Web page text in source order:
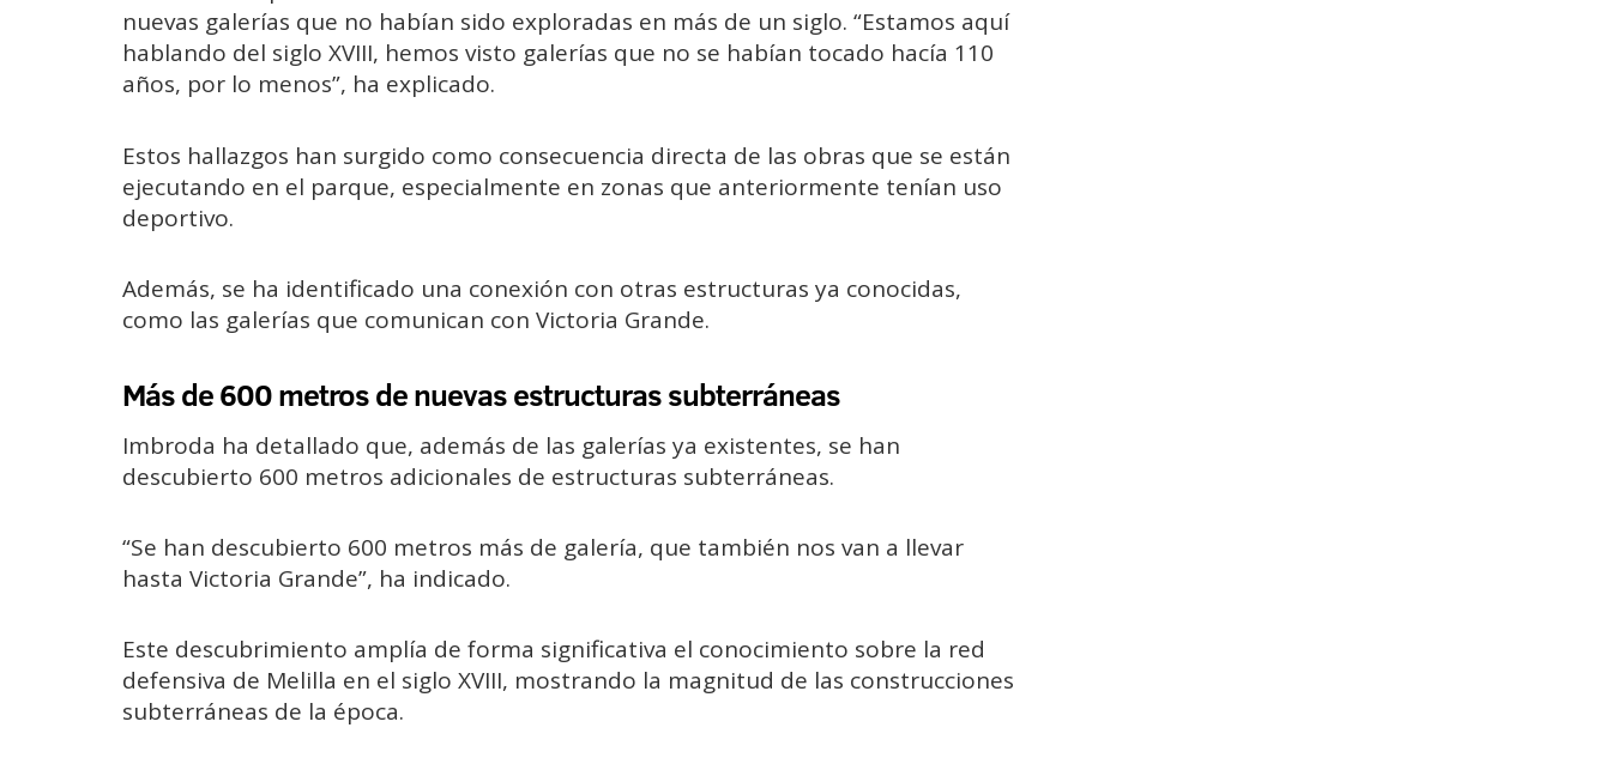
nuevas galerías que no habían sido exploradas en más de un siglo. “Estamos aquí
hablando del siglo XVIII, hemos visto galerías que no se habían tocado hacía 110
años, por lo menos”, ha explicado.
Estos hallazgos han surgido como consecuencia directa de las obras que se están
ejecutando en el parque, especialmente en zonas que anteriormente tenían uso
deportivo.
Además, se ha identificado una conexión con otras estructuras ya conocidas,
como las galerías que comunican con Victoria Grande.
Más de 600 metros de nuevas estructuras subterráneas
Imbroda ha detallado que, además de las galerías ya existentes, se han
descubierto 600 metros adicionales de estructuras subterráneas.
“Se han descubierto 600 metros más de galería, que también nos van a llevar
hasta Victoria Grande”, ha indicado.
Este descubrimiento amplía de forma significativa el conocimiento sobre la red
defensiva de Melilla en el siglo XVIII, mostrando la magnitud de las construcciones
subterráneas de la época.